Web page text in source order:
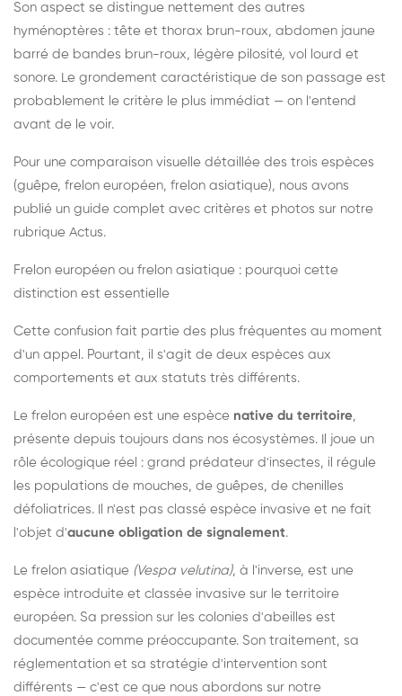
Son aspect se distingue nettement des autres
hyménoptères : tête et thorax brun-roux, abdomen jaune
barré de bandes brun-roux, légère pilosité, vol lourd et
sonore. Le grondement caractéristique de son passage est
probablement le critère le plus immédiat — on l'entend
avant de le voir.
Pour une comparaison visuelle détaillée des trois espèces
(guêpe, frelon européen, frelon asiatique), nous avons
publié un guide complet avec critères et photos sur notre
rubrique Actus.
Frelon européen ou frelon asiatique : pourquoi cette
distinction est essentielle
Cette confusion fait partie des plus fréquentes au moment
d'un appel. Pourtant, il s'agit de deux espèces aux
comportements et aux statuts très différents.
Le frelon européen est une espèce native du territoire,
présente depuis toujours dans nos écosystèmes. Il joue un
rôle écologique réel : grand prédateur d'insectes, il régule
les populations de mouches, de guêpes, de chenilles
défoliatrices. Il n'est pas classé espèce invasive et ne fait
l'objet d'aucune obligation de signalement.
Le frelon asiatique (Vespa velutina), à l'inverse, est une
espèce introduite et classée invasive sur le territoire
européen. Sa pression sur les colonies d'abeilles est
documentée comme préoccupante. Son traitement, sa
réglementation et sa stratégie d'intervention sont
différents — c'est ce que nous abordons sur notre